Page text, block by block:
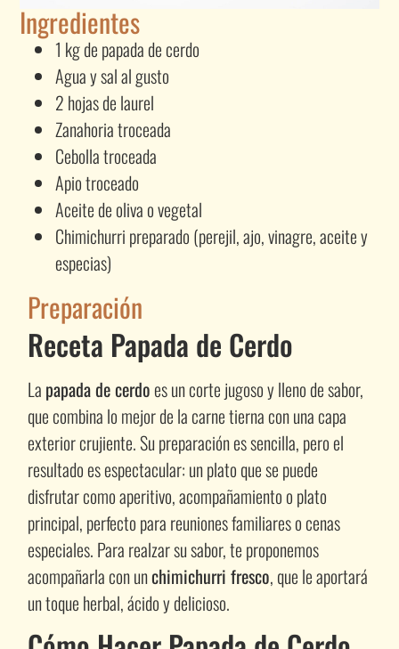
Ingredientes
1 kg de papada de cerdo
Agua y sal al gusto
2 hojas de laurel
Zanahoria troceada
Cebolla troceada
Apio troceado
Aceite de oliva o vegetal
Chimichurri preparado (perejil, ajo, vinagre, aceite y
especias)
Preparación
Receta Papada de Cerdo
La papada de cerdo es un corte jugoso y lleno de sabor,
que combina lo mejor de la carne tierna con una capa
exterior crujiente. Su preparación es sencilla, pero el
resultado es espectacular: un plato que se puede
disfrutar como aperitivo, acompañamiento o plato
principal, perfecto para reuniones familiares o cenas
especiales. Para realzar su sabor, te proponemos
acompañarla con unchimichurri fresco, que le aportará
un toque herbal, ácido y delicioso.